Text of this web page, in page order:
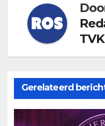
Gerelateerd